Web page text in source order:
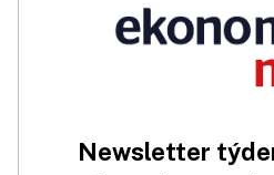
Newsletter